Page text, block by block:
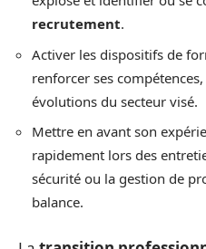
recrutement.
Activer les dispositifs de
renforcer ses
évolutions du secteur visé.
Mettre en avant son
rapidement lors des
sécurité ou la gestion de
balance.